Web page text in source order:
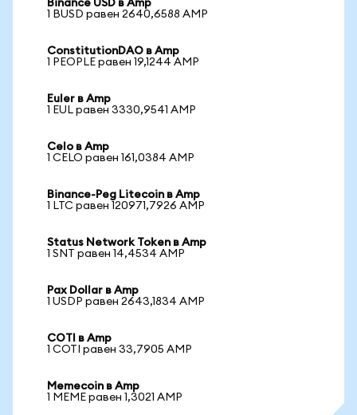
Binance USD в Amp
1 BUSD равен 2640,6588 AMP
ConstitutionDAO в Amp
1 PEOPLE равен 19,1244 AMP
Euler в Amp
1 EUL равен 3330,9541 AMP
Celo в Amp
1 CELO равен 161,0384 AMP
Binance-Peg Litecoin в Amp
1 LTC равен 120971,7926 AMP
Status Network Token в Amp
1 SNT равен 14,4534 AMP
Pax Dollar в Amp
1 USDP равен 2643,1834 AMP
COTI в Amp
1 COTI равен 33,7905 AMP
Memecoin в Amp
1 MEME равен 1,3021 AMP